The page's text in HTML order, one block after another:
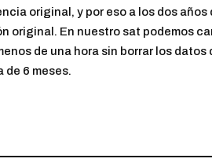
original, y por eso a los dos
original. En nuestro sat podemos
de una hora sin borrar los
de 6 meses.